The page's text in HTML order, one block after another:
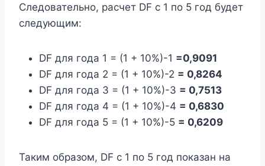
Следовательно, расчет DF с 1 по 5 год будет
следующим:
DF для года 1 = (1 + 10%)-1 =0,9091
DF для года 2 = (1 + 10%)-2 = 0,8264
DF для года 3 = (1 + 10%)-3 = 0,7513
DF для года 4 = (1 + 10%)-4 = 0,6830
DF для года 5 = (1 + 10%)-5 = 0,6209
Таким образом, DF с 1 по 5 год показан на